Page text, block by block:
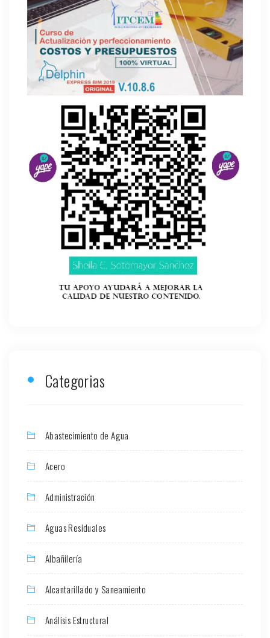
Categorias
Abastecimiento de Agua
Acero
Administración
Aguas Residuales
Albañilería
Alcantarillado y Saneamiento
Análisis Estructural